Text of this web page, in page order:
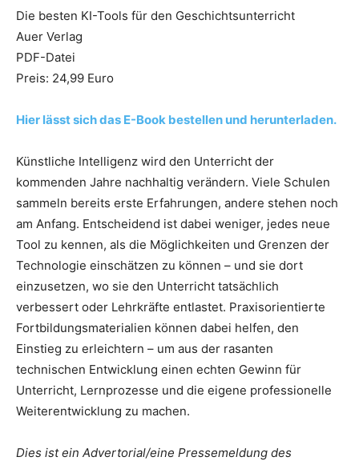
Die besten KI-Tools für den Geschichtsunterricht
Auer Verlag
PDF-Datei
Preis: 24,99 Euro
Hier lässt sich das E-Book bestellen und herunterladen.
Künstliche Intelligenz wird den Unterricht der
kommenden Jahre nachhaltig verändern. Viele Schulen
sammeln bereits erste Erfahrungen, andere stehen noch
am Anfang. Entscheidend ist dabei weniger, jedes neue
Tool zu kennen, als die Möglichkeiten und Grenzen der
Technologie einschätzen zu können – und sie dort
einzusetzen, wo sie den Unterricht tatsächlich
verbessert oder Lehrkräfte entlastet. Praxisorientierte
Fortbildungsmaterialien können dabei helfen, den
Einstieg zu erleichtern – um aus der rasanten
technischen Entwicklung einen echten Gewinn für
Unterricht, Lernprozesse und die eigene professionelle
Weiterentwicklung zu machen.
Dies ist ein Advertorial/eine Pressemeldung des